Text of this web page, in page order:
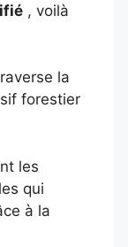
, voilà
la
forestier
les
qui
à la